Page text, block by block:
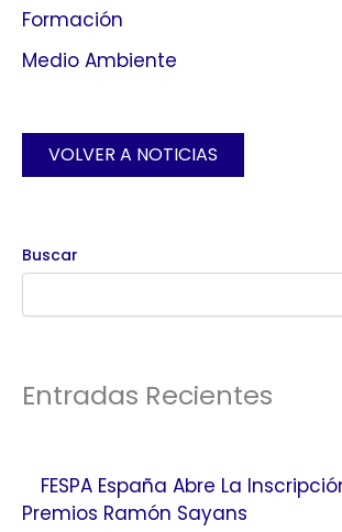
Formación
Medio Ambiente
VOLVER A NOTICIAS
Buscar
Entradas Recientes
FESPA España Abre La
Premios Ramón Sayans